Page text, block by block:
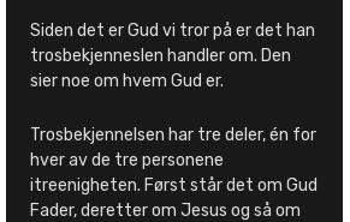
Siden det er Gud vi tror på er det han
trosbekjenneslen handler om. Den
sier noe om hvem Gud er.
Trosbekjennelsen har tre deler, én for
hver av de tre personene
itreenigheten. Først står det om Gud
Fader, deretter om Jesus og så om